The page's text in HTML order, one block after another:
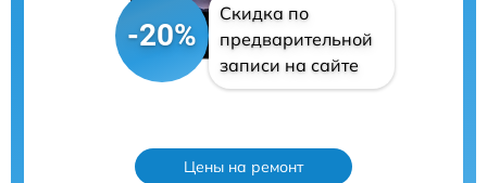
-20%
Скидка по
предварительной
записи на сайте
Цены на ремонт